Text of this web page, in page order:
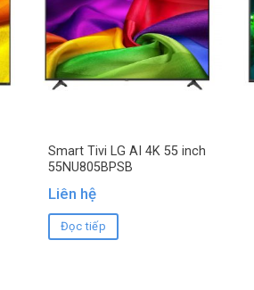
Smart Tivi LG AI 4K 55 inch
55NU805BPSB
Liên hệ
Đọc tiếp